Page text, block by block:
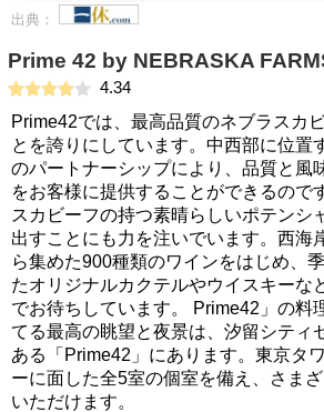
出典：
Prime 42 by NEBRASKA
4.34
Prime42では、最高品質のネブラスカ
とを誇りにしています。中西部に位置
のパートナーシップにより、品質と風
をお客様に提供することができるので
スカビーフの持つ素晴らしいポテンシ
出すことにも力を注いでいます。西海
ら集めた900種類のワインをはじめ、
たオリジナルカクテルやウイスキーな
でお待ちしています。 Prime42」の料
てる最高の眺望と夜景は、汐留シティ
ある「Prime42」にあります。東京タ
ーに面した全5室の個室を備え、さま
いただけます。